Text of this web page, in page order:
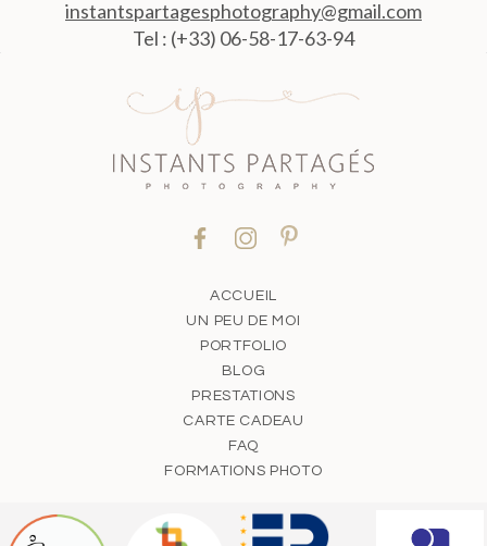
instantspartagesphotography@gmail.com
Tel : (+33) 06-58-17-63-94
ACCUEIL
UN PEU DE MOI
PORTFOLIO
BLOG
PRESTATIONS
CARTE CADEAU
FAQ
FORMATIONS PHOTO